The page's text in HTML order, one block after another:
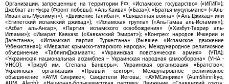
Организации, запрещенные на территории РФ: «Исламское государство» («ИГИЛ»);
Джебхат ан-Нусра (Фронт победы); «Аль-Каида» («База»); «Братья-мусульмане» («Аль-
Ихван аль-Муслимун»); «Движение Талибан»; «Священная война» («Аль-Джихад» или
«Египетский исламский джихад»); «Исламская группа» («Аль-Гамаа аль-Исламия»);
«Асбат аль-Ансар»; «Партия исламского освобождения» («Хизбут-Тахрир аль-
Ислами»); «Имарат Кавказ» («Кавказский Эмират»); «Конгресс народов Ичкерии и
Дагестана»; «Исламская партия Туркестана» (бывшее «Исламское движение
Узбекистана»); «Меджлис крымско-татарского народа»; Международное религиозное
объединение «ТаблигиДжамаат»; «Украинская повстанческая армия» (УПА);
«Украинская национальная ассамблея – Украинская народная самооборона» (УНА -
УНСО); «Тризуб им. Степана Бандеры»; Украинская организация «Братство»;
Украинская организация «Правый сектор»; Международное религиозное
объединение «АУМ Синрике»; Свидетели Иеговы; «АУМСинрике» (AumShinrikyo,